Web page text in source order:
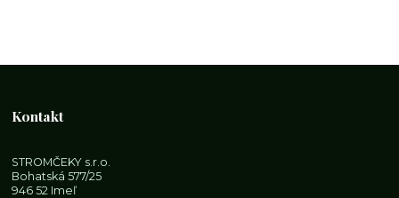
Kontakt
STROMČEKY s.r.o.
Bohatská 577/25
946 52 Imeľ